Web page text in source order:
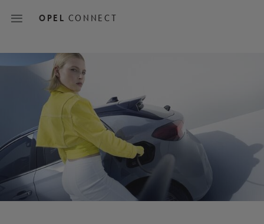
OPEL CONNECT
Main
navigation